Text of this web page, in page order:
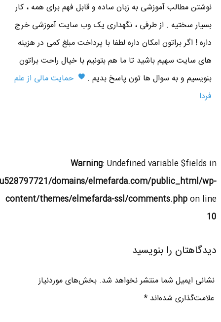
نوشتن مطالب آموزشی به زبان ساده و قابل فهم برای همه ، کار
بسیار سختیه . از طرفی ، نگهداری یک وب سایت آموزشی خرج
داره ! اگر براتون امکان داره لطفا با پرداخت مبلغ کمی در هزینه
های سایت سهیم باشید تا ما هم بتونیم با خیال راحت براتون
بنویسیم و به سوال ها تون پاسخ بدیم .
حمایت مالی از علم
فردا
Warning: Undefined variable $fields in
domains/elmefarda.com/public_html/wp-
content/themes/elmefarda-ssl/comments.phpon line
10
دیدگاهتان را بنویسید
نشانی ایمیل شما منتشر نخواهد شد. بخش‌های موردنیاز
علامت‌گذاری شده‌اند*